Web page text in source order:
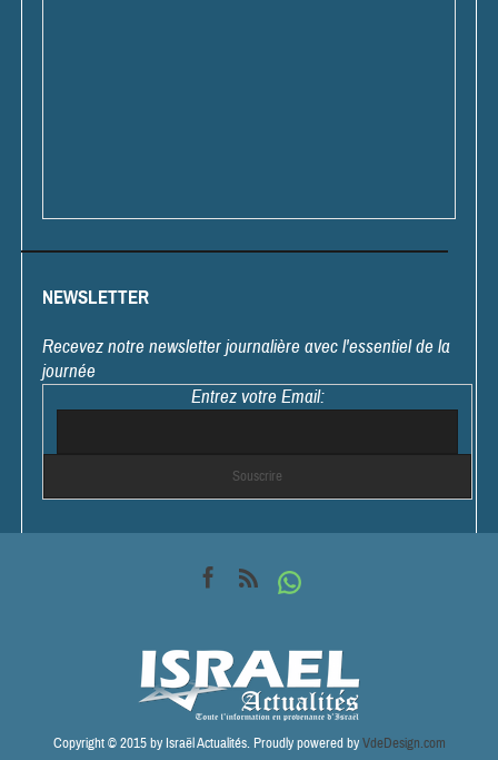
NEWSLETTER
Recevez notre newsletter journalière avec l'essentiel de la
journée
Entrez votre Email:
Copyright © 2015 by Israël Actualités. Proudly powered byVdeDesign.com